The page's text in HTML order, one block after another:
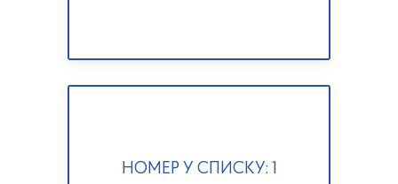
НОМЕР У СПИСКУ: 1